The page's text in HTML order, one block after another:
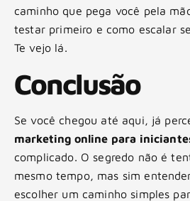
caminho que pega você pela
testar primeiro e como escalar
Te vejo lá.
Conclusão
Se você chegou até aqui, já
marketing online para
complicado. O segredo não é
mesmo tempo, mas sim
escolher um caminho simples